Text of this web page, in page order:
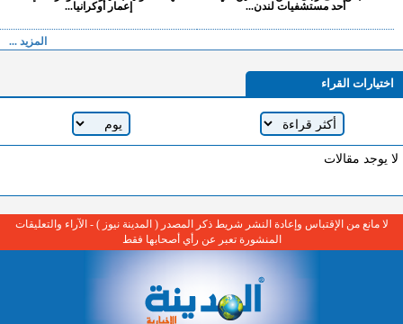
أحد مستشفيات لندن...
إعمار أوكرانيا...
المزيد ...
اختيارات القراء
لا يوجد مقالات
لا مانع من الإقتباس وإعادة النشر شريط ذكر المصدر ( المدينة نيوز ) - الآراء والتعليقات
المنشورة تعبر عن رأي أصحابها فقط